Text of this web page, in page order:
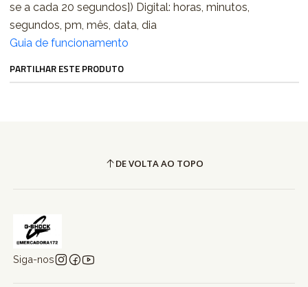
se a cada 20 segundos]) Digital: horas, minutos,
segundos, pm, mês, data, dia
Guia de funcionamento
PARTILHAR ESTE PRODUTO
DE VOLTA AO TOPO
Siga-nos